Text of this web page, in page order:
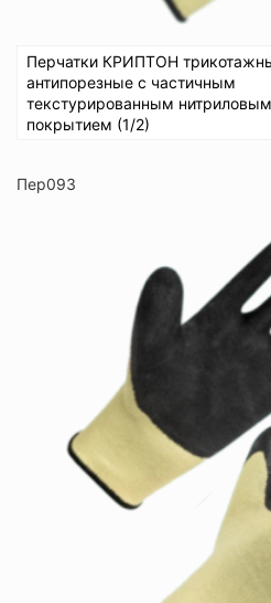
Перчатки КРИПТОН
антипорезные с частичным
текстурированным нитриловым
покрытием (1/2)
Пер093